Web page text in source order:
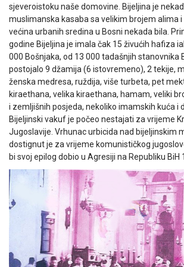
sjeveroistoku naše domovine. Bijeljina je
muslimanska kasaba sa velikim brojem alima i
većina urbanih sredina u Bosni nekada bila.
godine Bijeljina je imala čak 15 živućih hafiza
000 Bošnjaka, od 13 000 tadašnjih stanovnika
postojalo 9 džamija (6 istovremeno), 2 tekije,
ženska medresa, ruždija, više turbeta, pet
kiraethana, velika kiraethana, hamam, veliki
i zemljišnih posjeda, nekoliko imamskih kuća i
Bijeljinski vakuf je počeo nestajati za vrijeme
Jugoslavije. Vrhunac urbicida nad bijeljinskim
dostignut je za vrijeme komunističkog
bi svoj epilog dobio u Agresiji na Republiku BiH